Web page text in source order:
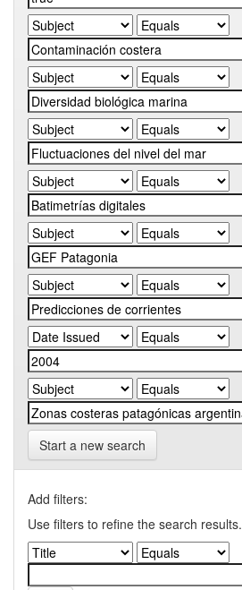
Start a new search
Add filters:
Use filters to refine the search results.